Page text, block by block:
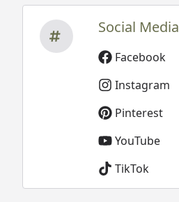
Social Media
Facebook
Instagram
Pinterest
YouTube
TikTok